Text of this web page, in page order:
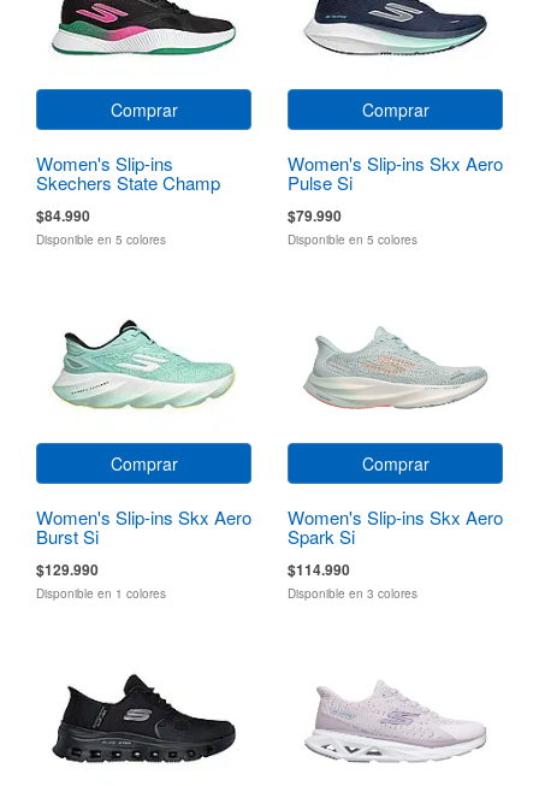
Comprar
Women's Slip-ins
Skechers State Champ
$84.990
Disponible en 5 colores
Comprar
Women's Slip-ins Skx Aero
Pulse Si
$79.990
Disponible en 5 colores
Comprar
Women's Slip-ins Skx Aero
Burst Si
$129.990
Disponible en 1 colores
Comprar
Women's Slip-ins Skx Aero
Spark Si
$114.990
Disponible en 3 colores